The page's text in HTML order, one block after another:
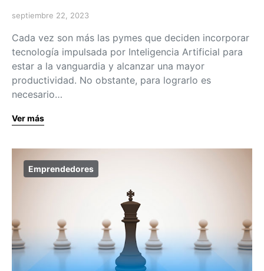
septiembre 22, 2023
Cada vez son más las pymes que deciden incorporar
tecnología impulsada por Inteligencia Artificial para
estar a la vanguardia y alcanzar una mayor
productividad. No obstante, para lograrlo es
necesario…
Ver más
Emprendedores